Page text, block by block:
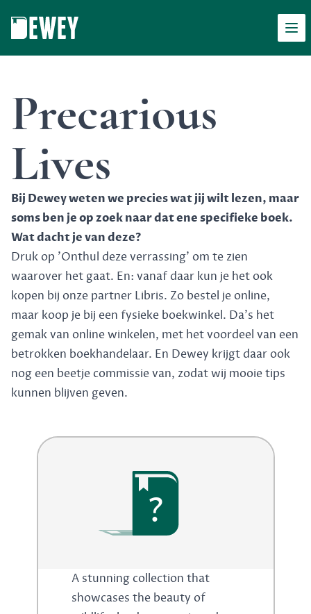
Precarious
Lives
Bij Dewey weten we precies wat jij wilt lezen, maar
soms ben je op zoek naar dat ene specifieke boek.
Wat dacht je van deze?
Druk op 'Onthul deze verrassing' om te zien
waarover het gaat. En: vanaf daar kun je het ook
kopen bij onze partner Libris. Zo bestel je online,
maar koop je bij een fysieke boekwinkel. Da's het
gemak van online winkelen, met het voordeel van een
betrokken boekhandelaar. En Dewey krijgt daar ook
nog een beetje commissie van, zodat wij mooie tips
kunnen blijven geven.
?
A stunning collection that
showcases the beauty of